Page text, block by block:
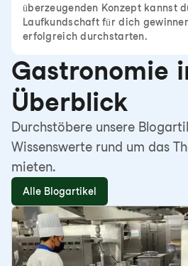
überzeugenden Konzept kannst
Laufkundschaft für dich
erfolgreich durchstarten.
Gastronomie
Überblick
Durchstöbere unsere
Wissenswerte rund um das
mieten.
Alle Blogartikel